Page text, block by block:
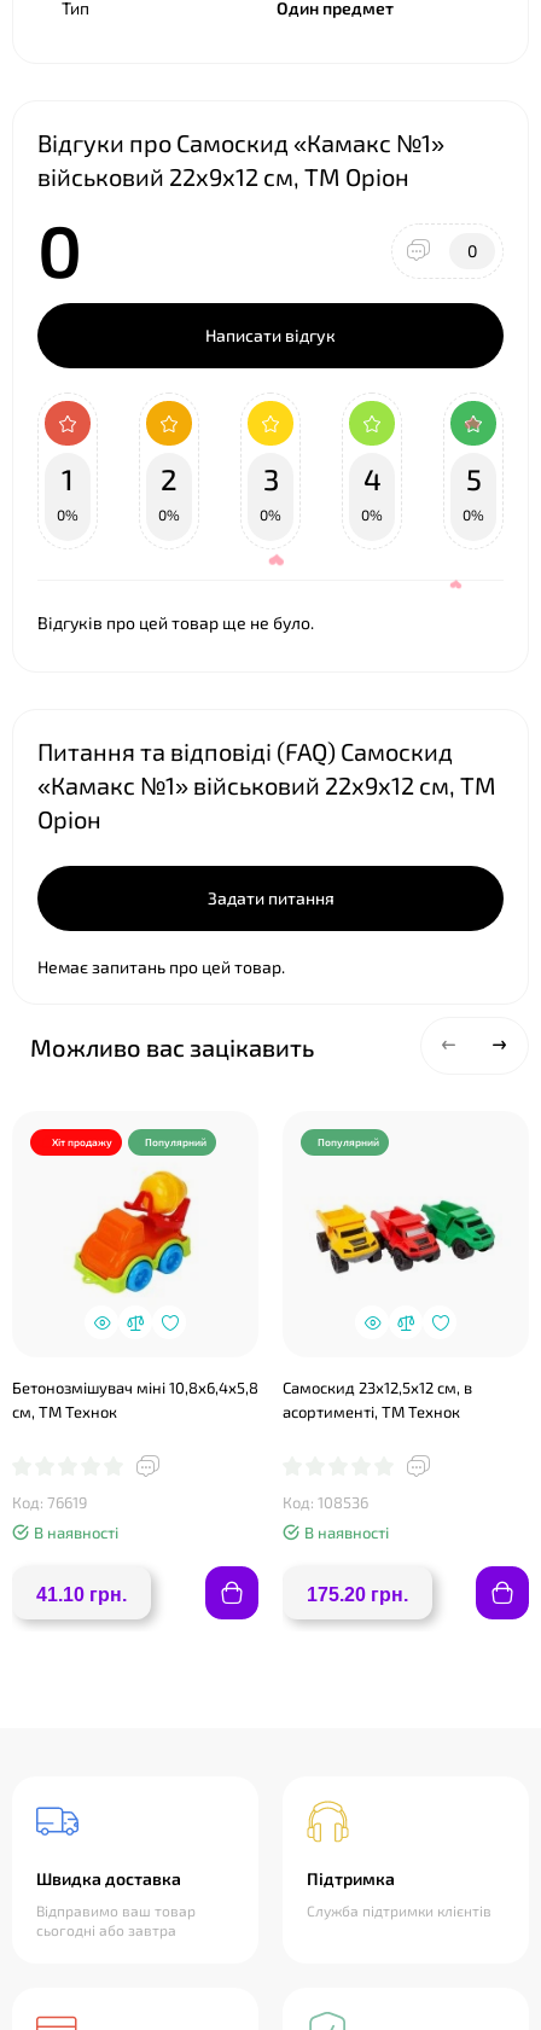
Тип Один предмет
Відгуки про Самоскид «Камакс №1»
військовий 22х9х12 см, ТМ Оріон
0 0
Написати відгук
1
0%
2
0%
3
0%
4
0%
5
0%
Відгуків про цей товар ще не було.
Питання та відповіді (FAQ) Самоскид
«Камакс №1» військовий 22х9х12 см, ТМ
Оріон
Задати питання
Немає запитань про цей товар.
Можливо вас зацікавить
Хіт продажу Популярний
Бетонозмішувач міні 10,8х6,4х5,8
см, ТМ Технок
Код: 76619
В наявності
41.10 грн.
Популярний
Самоскид 23х12,5х12 см, в
асортименті, ТМ Технок
Код: 108536
В наявності
175.20 грн.
Швидка доставка
Відправимо ваш товар
сьогодні або завтра
Підтримка
Служба підтримки клієнтів
❤